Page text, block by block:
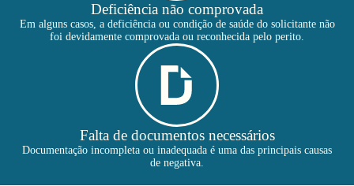
Deficiência não comprovada
Em alguns casos, a deficiência ou condição de saúde do solicitante não
foi devidamente comprovada ou reconhecida pelo perito.
Falta de documentos necessários
Documentação incompleta ou inadequada é uma das principais causas
de negativa.